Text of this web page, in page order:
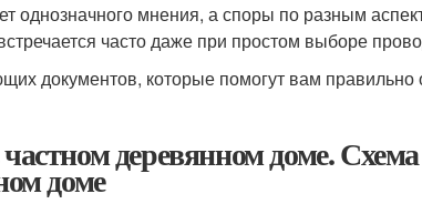
однозначного мнения, а споры по разным
часто даже при простом выборе
документов, которые помогут вам правильно
деревянном доме.
доме